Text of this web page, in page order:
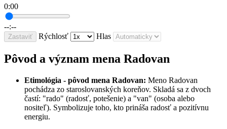
0:00
--:--
Zastaviť Rýchlosť Hlas
Pôvod a význam mena Radovan
Etimológia - pôvod mena Radovan: Meno Radovan
pochádza zo staroslovanských koreňov. Skladá sa z dvoch
častí: "rado" (radosť, potešenie) a "van" (osoba alebo
nositeľ). Symbolizuje toho, kto prináša radosť a pozitívnu
energiu.